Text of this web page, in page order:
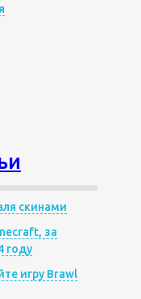
скинами
за
году
игру Brawl